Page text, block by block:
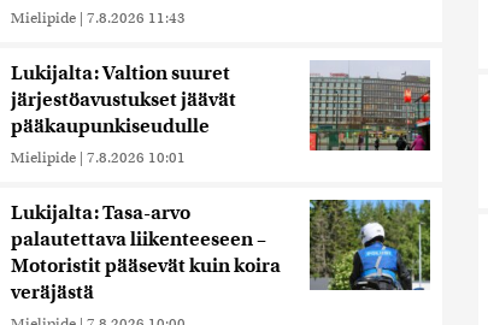
Mielipide | 7.8.2026 11:43
Lukijalta: Valtion suuret
järjestöavustukset jäävät
pääkaupunkiseudulle
Mielipide | 7.8.2026 10:01
Lukijalta: Tasa-arvo
palautettava liikenteeseen –
Motoristit pääsevät kuin koira
veräjästä